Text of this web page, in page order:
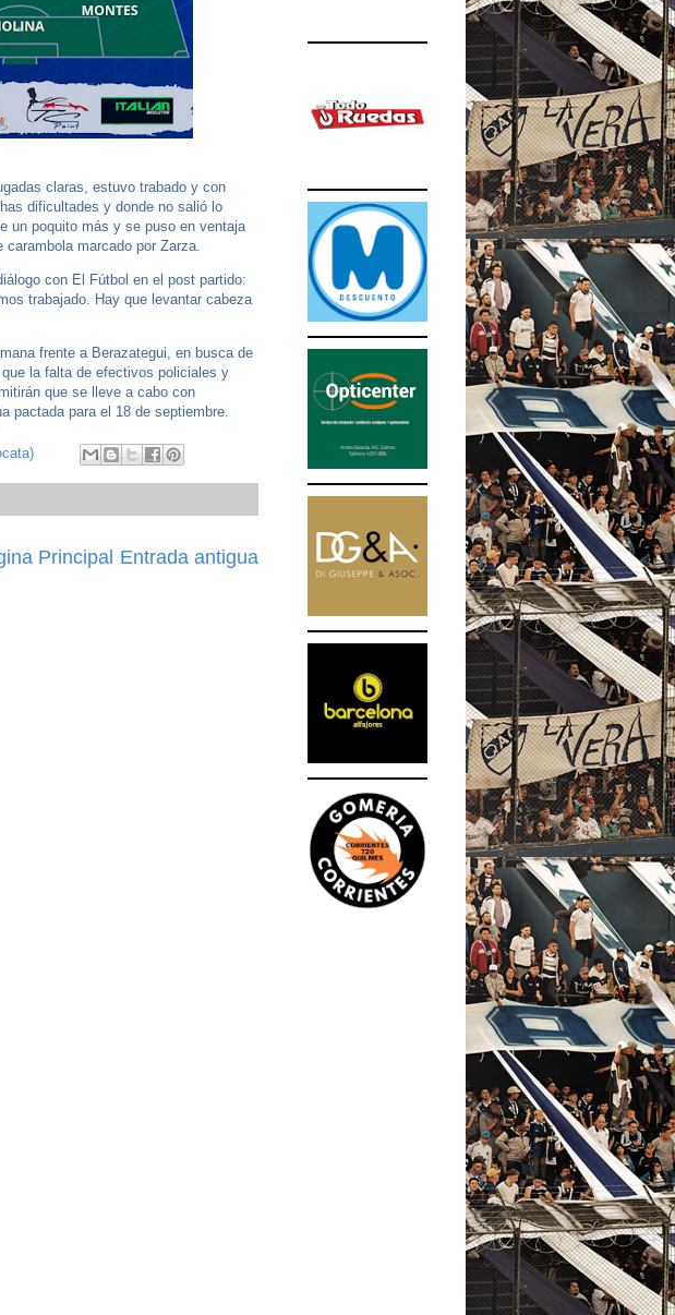
claras, estuvo trabado y con
dificultades y donde no salió lo
un poquito más y se puso en ventaja
marcado por Zarza.
con El Fútbol en el post partido:
trabajado. Hay que levantar cabeza
frente a Berazategui, en busca de
la falta de efectivos policiales y
que se lleve a cabo con
pactada para el 18 de septiembre.
Entrada antigua
Principal